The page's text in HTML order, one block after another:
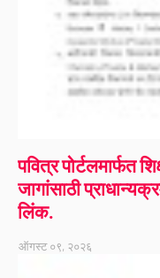
पवित्र पोर्टलमार्फत
जागांसाठी
लिंक.
ऑगस्ट ०९, २०२६